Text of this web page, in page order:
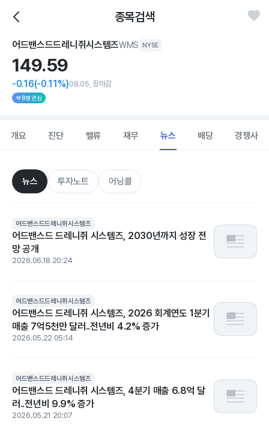
종목검색
어드밴스드드레니쥐시스템즈WMS NYSE
149.59
-0.16(-0.11%)08.05, 장마감
8명 관심
개요 진단 밸류 재무 뉴스 배당 경쟁사
뉴스 투자노트 어닝콜
어드밴스드드레니쥐시스템즈
어드밴스드 드레니쥐 시스템즈, 2030년까지 성장 전
망 공개
2026.06.18 20:24
어드밴스드드레니쥐시스템즈
어드밴스드 드레니쥐 시스템즈, 2026 회계연도 1분기
매출 7억5천만 달러..전년비 4.2% 증가
2026.05.22 05:14
어드밴스드드레니쥐시스템즈
어드밴스드 드레니쥐 시스템즈, 4분기 매출 6.8억 달
러..전년비 9.9% 증가
2026.05.21 20:07